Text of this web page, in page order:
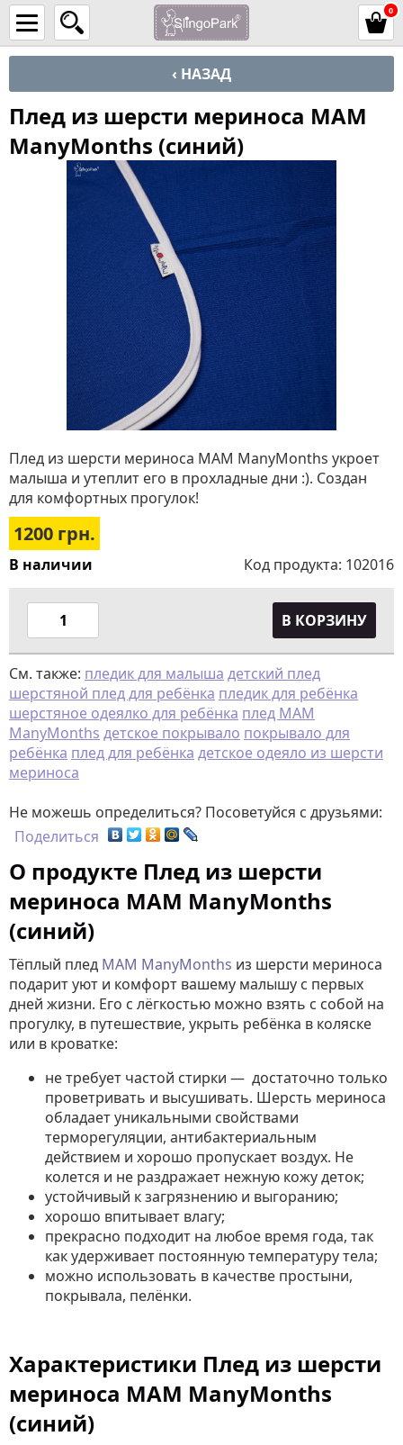
0
‹ НАЗАД
Плед из шерсти мериноса MAM
ManyMonths (синий)
Плед из шерсти мериноса MAM ManyMonths укроет
малыша и утеплит его в прохладные дни :). Создан
для комфортных прогулок!
1200 грн.
В наличии Код продукта: 102016
В КОРЗИНУ
См. также: пледик для малыша детский плед
шерстяной плед для ребёнка пледик для ребёнка
шерстяное одеялко для ребёнка плед MAM
ManyMonths детское покрывало покрывало для
ребёнка плед для ребёнка детское одеяло из шерсти
мериноса
Не можешь определиться? Посоветуйся с друзьями:
Поделиться
О продукте Плед из шерсти
мериноса MAM ManyMonths
(синий)
Тёплый плед MAM ManyMonths из шерсти мериноса
подарит уют и комфорт вашему малышу с первых
дней жизни. Его с лёгкостью можно взять с собой на
прогулку, в путешествие, укрыть ребёнка в коляске
или в кроватке:
не требует частой стирки — достаточно только
проветривать и высушивать. Шерсть мериноса
обладает уникальными свойствами
терморегуляции, антибактериальным
действием и хорошо пропускает воздух. Не
колется и не раздражает нежную кожу деток;
устойчивый к загрязнению и выгоранию;
хорошо впитывает влагу;
прекрасно подходит на любое время года, так
как удерживает постоянную температуру тела;
можно использовать в качестве простыни,
покрывала, пелёнки.
Характеристики Плед из шерсти
мериноса MAM ManyMonths
(синий)